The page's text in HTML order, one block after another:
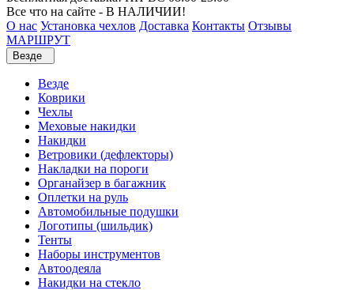
Все что на сайте - В НАЛИЧИИ!
О нас Установка чехлов Доставка Контакты Отзывы
МАРШРУТ
Везде
Везде
Коврики
Чехлы
Меховые накидки
Накидки
Ветровики (дефлекторы)
Накладки на пороги
Органайзер в багажник
Оплетки на руль
Автомобильные подушки
Логотипы (шильдик)
Тенты
Наборы инструментов
Автоодеяла
Накидки на стекло